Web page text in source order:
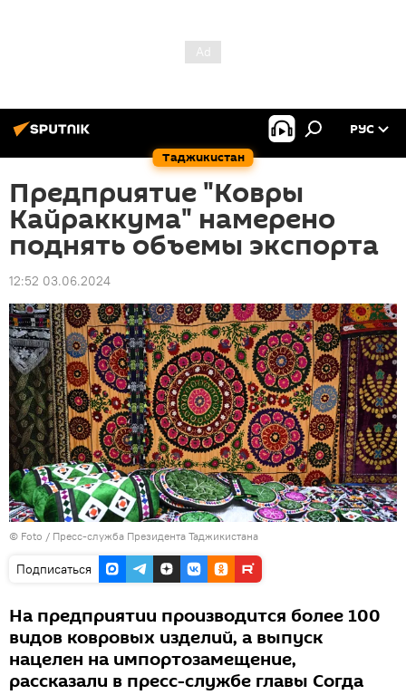
Таджикистан
РУС
Предприятие "Ковры
Кайраккума" намерено
поднять объемы экспорта
12:52 03.06.2024
© Foto / Пресс-служба Президента Таджикистана
Подписаться
На предприятии производится более 100
видов ковровых изделий, а выпуск
нацелен на импортозамещение,
рассказали в пресс-службе главы Согда